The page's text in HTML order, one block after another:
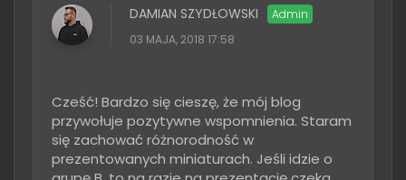
DAMIAN SZYDŁOWSKI
03 MAJA, 2018 17:58
Cześć! Bardzo się cieszę, że mój blog
przywołuje pozytywne wspomnienia. Staram
się zachować różnorodność w
prezentowanych miniaturach. Jeśli idzie o